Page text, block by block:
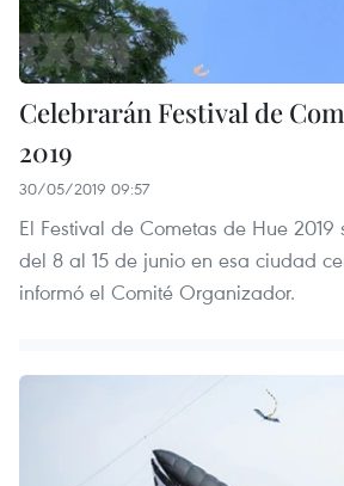
Celebrarán Festival de
2019
30/05/2019 09:57
El Festival de Cometas de Hue
del 8 al 15 de junio en esa ciudad
informó el Comité Organizador.